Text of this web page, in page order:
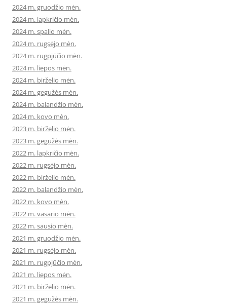
2024 m. gruodžio mėn.
2024 m. lapkričio mėn.
2024 m. spalio mėn.
2024 m. rugsėjo mėn.
2024 m. rugpjūčio mėn.
2024 m. liepos mėn.
2024 m. birželio mėn.
2024 m. gegužės mėn.
2024 m. balandžio mėn.
2024 m. kovo mėn.
2023 m. birželio mėn.
2023 m. gegužės mėn.
2022 m. lapkričio mėn.
2022 m. rugsėjo mėn.
2022 m. birželio mėn.
2022 m. balandžio mėn.
2022 m. kovo mėn.
2022 m. vasario mėn.
2022 m. sausio mėn.
2021 m. gruodžio mėn.
2021 m. rugsėjo mėn.
2021 m. rugpjūčio mėn.
2021 m. liepos mėn.
2021 m. birželio mėn.
2021 m. gegužės mėn.